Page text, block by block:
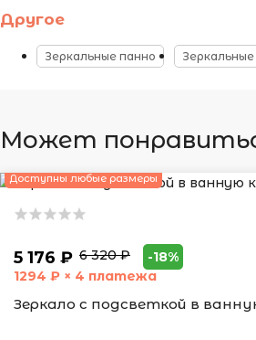
Другое
Зеркальные панно
Может
Доступны любые размеры
5 176 ₽ 6 320 ₽
-18%
1294 ₽ × 4 платежа
Зеркало с подсветкой в